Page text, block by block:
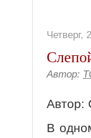
Четверг,
Автор:
В